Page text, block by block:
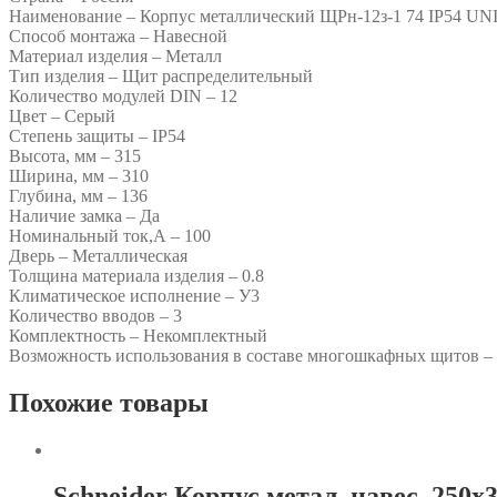
Наименование – Корпус металлический ЩРн-12з-1 74 IP54
Способ монтажа – Навесной
Материал изделия – Металл
Тип изделия – Щит распределительный
Количество модулей DIN – 12
Цвет – Серый
Степень защиты – IP54
Высота, мм – 315
Ширина, мм – 310
Глубина, мм – 136
Наличие замка – Да
Номинальный ток,А – 100
Дверь – Металлическая
Толщина материала изделия – 0.8
Климатическое исполнение – У3
Количество вводов – 3
Комплектность – Некомплектный
Возможность использования в составе многошкафных щитов
Похожие товары